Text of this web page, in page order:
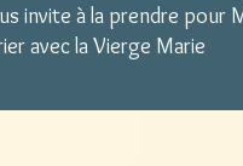
invite à la prendre pour
avec la Vierge Marie